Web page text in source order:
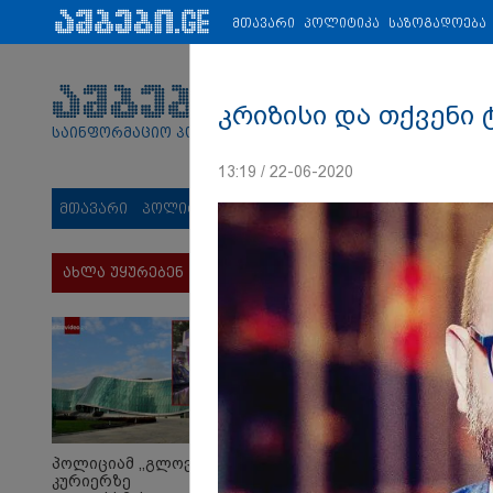
პარტნიორები: ახალი ამბები ეკონომიკა ვიდეო
საინფორმაციო პორტალი
მთავარი პოლიტიკა საზოგადოება სამართალი
ახლა უყურებენ
პოლიციამ ,,გლოვოს”
კურიერზე
მთავარი პოლიტიკა საზოგადოება
კრიზისი და თქვენი
13:19 / 22-06-2020